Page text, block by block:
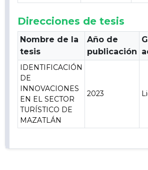
Direcciones de tesis
Nombre de la
tesis
Año de
publicación
IDENTIFICACIÓN
DE
INNOVACIONES
EN EL SECTOR
TURÍSTICO DE
MAZATLÁN
2023